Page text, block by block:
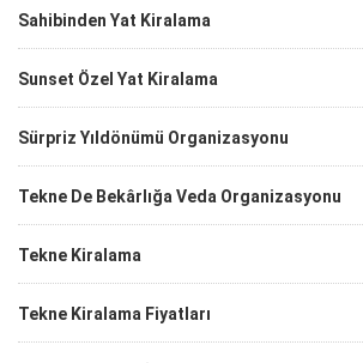
Sahibinden Yat Kiralama
Sunset Özel Yat Kiralama
Sürpriz Yıldönümü Organizasyonu
Tekne De Bekârlığa Veda Organizasyonu
Tekne Kiralama
Tekne Kiralama Fiyatları